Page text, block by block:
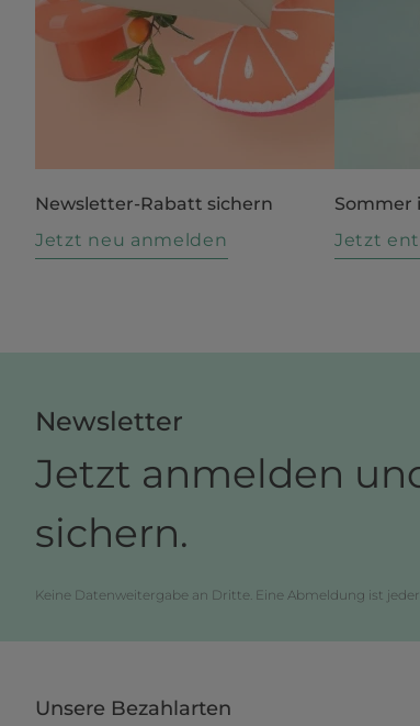
Newsletter-Rabatt sichern
Jetzt neu anmelden
Sommer
Jetzt
Newsletter
Jetzt anmelden
sichern.
Keine Datenweitergabe an Dritte. Eine Abmeldung ist
Unsere Bezahlarten